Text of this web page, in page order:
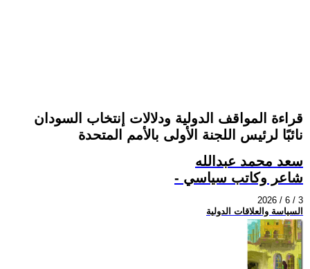
قراءة المواقف الدولية ودلالات إنتخاب السودان
نائبًا لرئيس اللجنة الأولى بالأمم المتحدة
سعد محمد عبدالله
- شاعر وكاتب سياسي
2026 / 6 / 3
السياسة والعلاقات الدولية